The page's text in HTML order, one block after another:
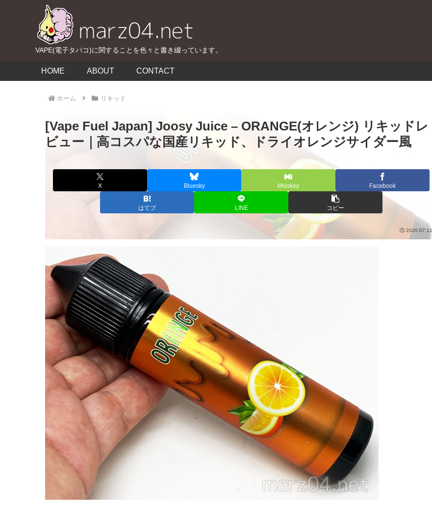
VAPE(電子タバコ)に関することを色々と書き綴っています。
HOME ABOUT CONTACT
ホーム リキッド
[Vape Fuel Japan] Joosy Juice – ORANGE(オレンジ) リキッドレ
ビュー｜高コスパな国産リキッド、ドライオレンジサイダー風
X Bluesky Misskey Facebook
はてブ LINE コピー
2020.07.11